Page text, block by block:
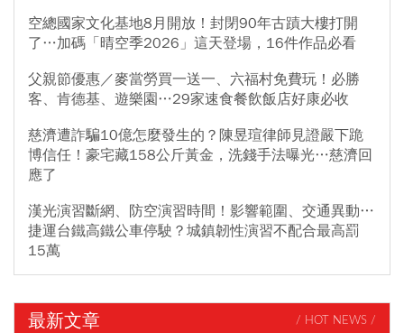
空總國家文化基地8月開放！封閉90年古蹟大樓打開
了…加碼「晴空季2026」這天登場，16件作品必看
父親節優惠／麥當勞買一送一、六福村免費玩！必勝
客、肯德基、遊樂園…29家速食餐飲飯店好康必收
慈濟遭詐騙10億怎麼發生的？陳昱瑄律師見證嚴下跪
博信任！豪宅藏158公斤黃金，洗錢手法曝光…慈濟回
應了
漢光演習斷網、防空演習時間！影響範圍、交通異動…
捷運台鐵高鐵公車停駛？城鎮韌性演習不配合最高罰
15萬
最新文章 / HOT NEWS /